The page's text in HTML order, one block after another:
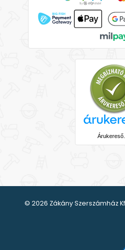
© 2026 Zákány Szerszámház